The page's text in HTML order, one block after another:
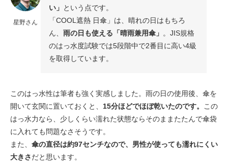
星野さん
い」 という点です。
「COOL遮熱 日傘」は、晴れの日はもちろ
ん、 雨の日も使える「晴雨兼用傘」 。JIS規格
のはっ水度試験では5段階中で2番目に高い4級
を取得しています。
このはっ水性は筆者も強く実感しました。雨の日の使用後、傘を
開いて玄関に置いておくと、 15分ほどでほぼ乾いたのです。 この
はっ水力なら、少しくらい濡れた状態ならそのままたたんで傘袋
に入れても問題なさそうです。
また、 傘の直径は約97センチなので、男性が使っても濡れにくい
大きさだと思います。